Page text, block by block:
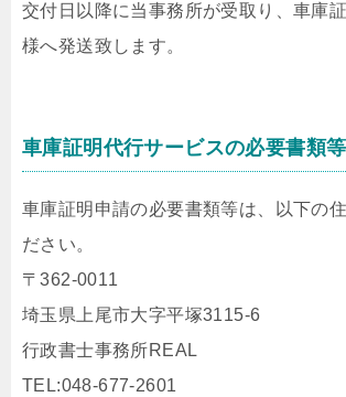
交付日以降に当事務所が受取り、車庫
様へ発送致します。
車庫証明代行サービスの必要書類
車庫証明申請の必要書類等は、以下の
ださい。
〒362-0011
埼玉県上尾市大字平塚3115-6
行政書士事務所REAL
TEL:048-677-2601